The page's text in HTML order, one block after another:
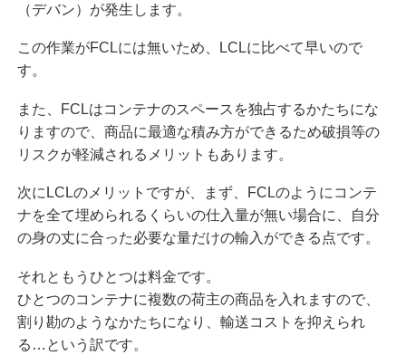
（デバン）が発生します。
この作業がFCLには無いため、LCLに比べて早いので
す。
また、FCLはコンテナのスペースを独占するかたちにな
りますので、商品に最適な積み方ができるため破損等の
リスクが軽減されるメリットもあります。
次にLCLのメリットですが、まず、FCLのようにコンテ
ナを全て埋められるくらいの仕入量が無い場合に、自分
の身の丈に合った必要な量だけの輸入ができる点です。
それともうひとつは料金です。
ひとつのコンテナに複数の荷主の商品を入れますので、
割り勘のようなかたちになり、輸送コストを抑えられ
る…という訳です。